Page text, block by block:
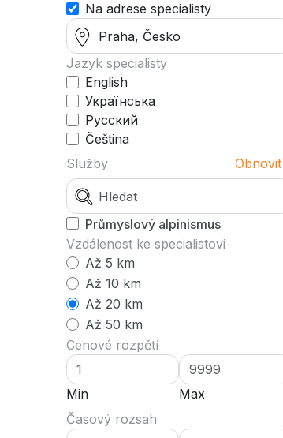
Na adrese specialisty
Jazyk specialisty
English
Українська
Русский
Čeština
Služby
Obnovit
Průmyslový alpinismus
Vzdálenost ke specialistovi
Až 5 km
Až 10 km
Až 20 km
Až 50 km
Cenové rozpětí
Min
Max
Časový rozsah